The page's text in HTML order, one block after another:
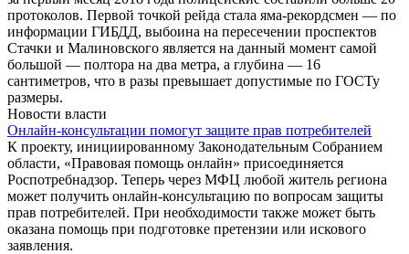
протоколов. Первой точкой рейда стала яма-рекордсмен — по
информации ГИБДД, выбоина на пересечении проспектов
Стачки и Малиновского является на данный момент самой
большой — полтора на два метра, а глубина — 16
сантиметров, что в разы превышает допустимые по ГОСТу
размеры.
Новости власти
Онлайн-консультации помогут защите прав потребителей
К проекту, инициированному Законодательным Собранием
области, «Правовая помощь онлайн» присоединяется
Роспотребнадзор. Теперь через МФЦ любой житель региона
может получить онлайн-консультацию по вопросам защиты
прав потребителей. При необходимости также может быть
оказана помощь при подготовке претензии или искового
заявления.